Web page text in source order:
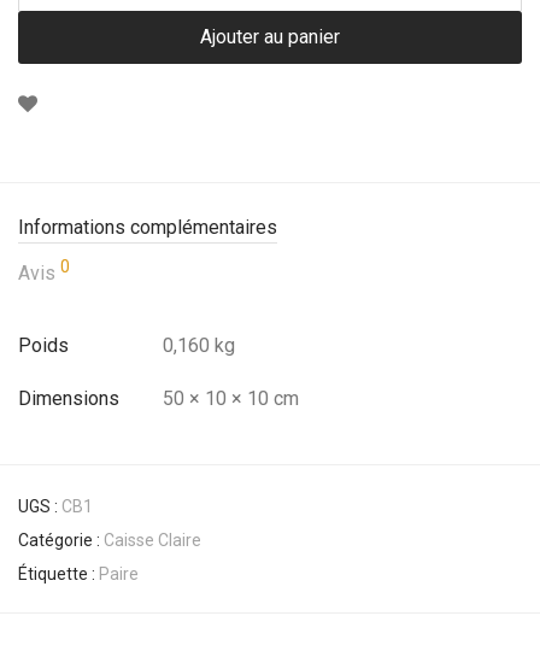
Ajouter au panier
Informations complémentaires
Avis 0
Poids 0,160 kg
Dimensions 50 × 10 × 10 cm
UGS : CB1
Catégorie : Caisse Claire
Étiquette : Paire